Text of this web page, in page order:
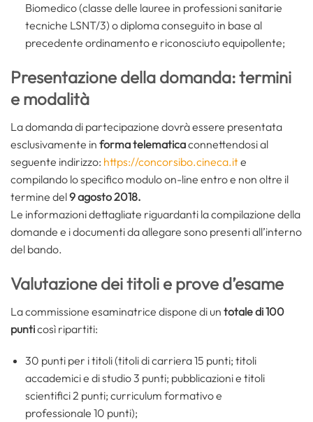
Biomedico (classe delle lauree in professioni sanitarie
tecniche LSNT/3) o diploma conseguito in base al
precedente ordinamento e riconosciuto equipollente;
Presentazione della domanda: termini
e modalità
La domanda di partecipazione dovrà essere presentata
esclusivamente in forma telematicaconnettendosi al
seguente indirizzo: https://concorsibo.cineca.ite
compilando lo specifico modulo on-line entro e non oltre il
termine del9 agosto 2018.
Le informazioni dettagliate riguardanti la compilazione della
domande e i documenti da allegare sono presenti all’interno
del bando.
Valutazione dei titoli e prove d’esame
La commissione esaminatrice dispone di un totale di 100
punticosì ripartiti:
30 punti per i titoli (titoli di carriera 15 punti; titoli
accademici e di studio 3 punti; pubblicazioni e titoli
scientifici 2 punti; curriculum formativo e
professionale 10 punti);